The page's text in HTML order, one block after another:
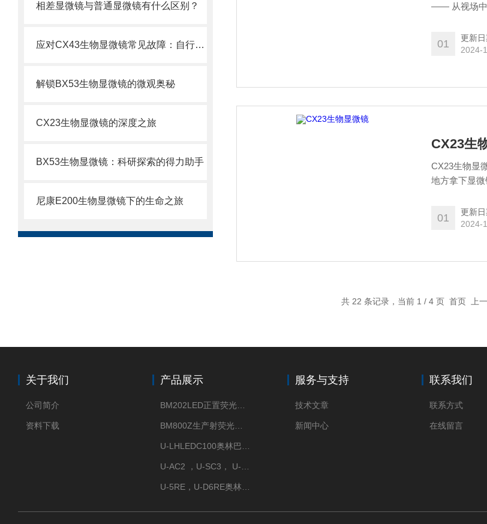
相差显微镜与普通显微镜有什么区别？
应对CX43生物显微镜常见故障：自行排查与解决妙招
解锁BX53生物显微镜的微观奥秘
CX23生物显微镜的深度之旅
BX53生物显微镜：科研探索的得力助手
尼康E200生物显微镜下的生命之旅
—— 从视场中
01
更新日
2024-
CX23生
CX23生物显
地方拿下显
01
更新日
2024-
共 22 条记录，当前 1 / 4 页 首页 上
关于我们
公司简介
资料下载
产品展示 服务与支持
技术文章
新闻中心
联系我们
联系方式
在线留言